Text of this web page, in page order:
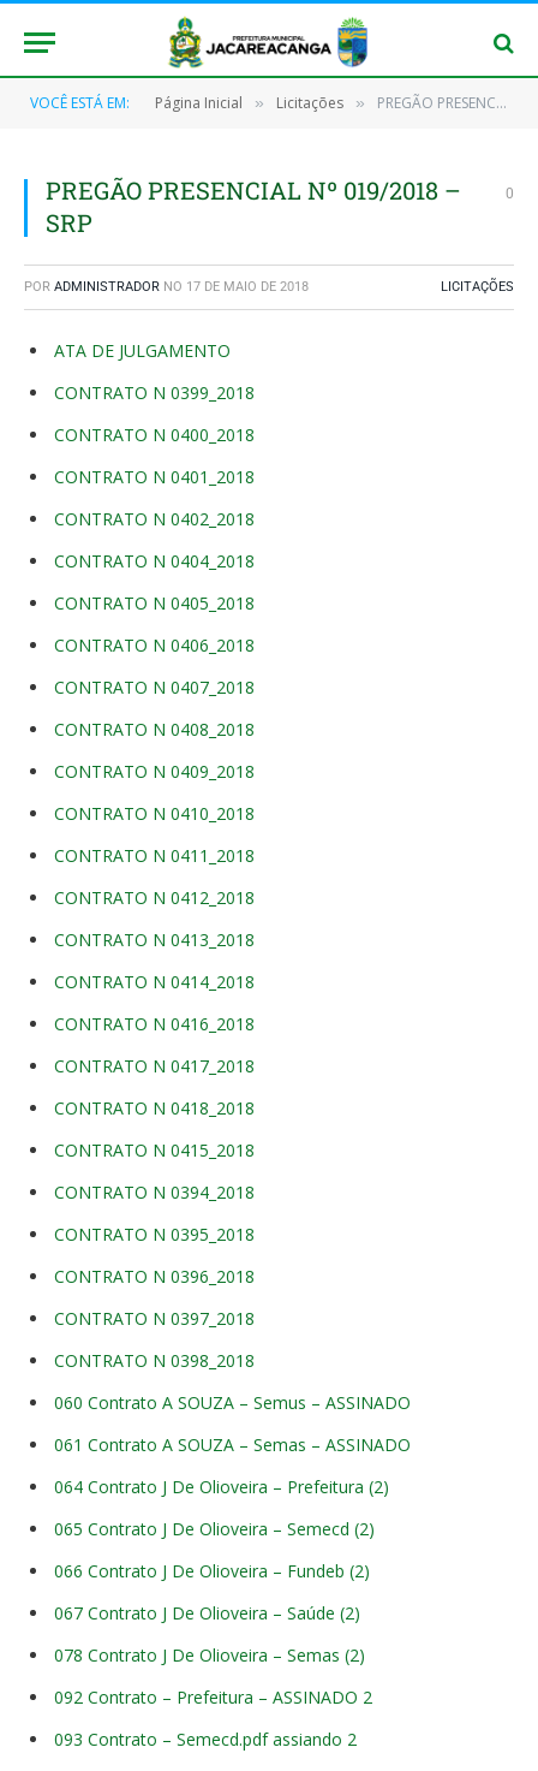
VOCÊ ESTÁ EM: Página Inicial » Licitações » PREGÃO PRESENCIAL Nº 019/2018 – SRP
PREGÃO PRESENCIAL Nº 019/2018 –
SRP
0
POR ADMINISTRADOR NO 17 DE MAIO DE 2018 LICITAÇÕES
ATA DE JULGAMENTO
CONTRATO N 0399_2018
CONTRATO N 0400_2018
CONTRATO N 0401_2018
CONTRATO N 0402_2018
CONTRATO N 0404_2018
CONTRATO N 0405_2018
CONTRATO N 0406_2018
CONTRATO N 0407_2018
CONTRATO N 0408_2018
CONTRATO N 0409_2018
CONTRATO N 0410_2018
CONTRATO N 0411_2018
CONTRATO N 0412_2018
CONTRATO N 0413_2018
CONTRATO N 0414_2018
CONTRATO N 0416_2018
CONTRATO N 0417_2018
CONTRATO N 0418_2018
CONTRATO N 0415_2018
CONTRATO N 0394_2018
CONTRATO N 0395_2018
CONTRATO N 0396_2018
CONTRATO N 0397_2018
CONTRATO N 0398_2018
060 Contrato A SOUZA – Semus – ASSINADO
061 Contrato A SOUZA – Semas – ASSINADO
064 Contrato J De Olioveira – Prefeitura (2)
065 Contrato J De Olioveira – Semecd (2)
066 Contrato J De Olioveira – Fundeb (2)
067 Contrato J De Olioveira – Saúde (2)
078 Contrato J De Olioveira – Semas (2)
092 Contrato – Prefeitura – ASSINADO 2
093 Contrato – Semecd.pdf assiando 2